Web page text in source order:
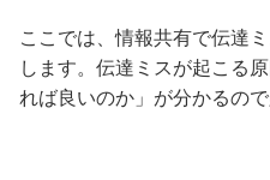
ここでは、情報共有で伝達
します。伝達ミスが起こる
れば良いのか」が分かるので